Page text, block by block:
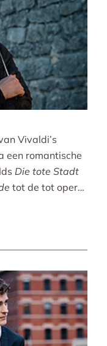
Vivaldi’s
een romantische
Die tote Stadt
tot de tot opera
Orkest en